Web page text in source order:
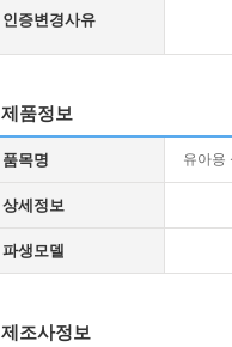
인증변경사유
제품정보
품목명 유아용
상세정보
파생모델
제조사정보